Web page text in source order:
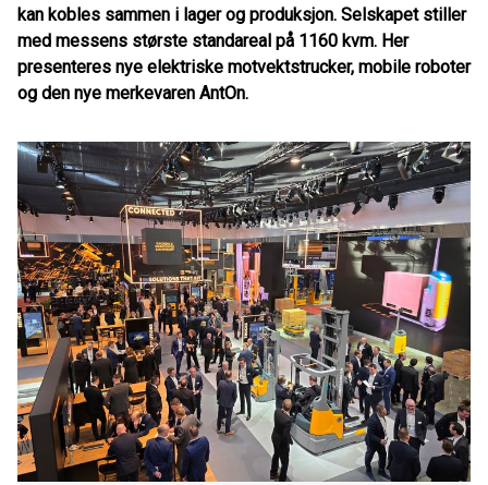
kan kobles sammen i lager og produksjon. Selskapet stiller
med messens største standareal på 1160 kvm. Her
presenteres nye elektriske motvektstrucker, mobile roboter
og den nye merkevaren AntOn.